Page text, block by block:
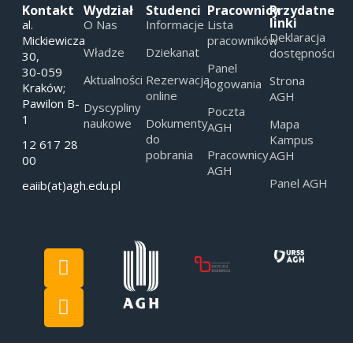
Kontakt
al.
Mickiewicza
30,
30-059
Kraków;
Pawilon B-
1
12 617 28
00
eaiib(at)agh.edu.pl
Wydział
O Nas
Władze
Aktualności
Dyscypliny
naukowe
Studenci
Informacje
Dziekanat
Rezerwacja
online
Dokumenty
do
pobrania
Pracownicy
Lista
pracowników
Panel
logowania
Poczta
AGH
Pracownicy
AGH
Przydatne
linki
Deklaracja
dostępności
Strona
AGH
Mapa
Kampus
AGH
Panel AGH